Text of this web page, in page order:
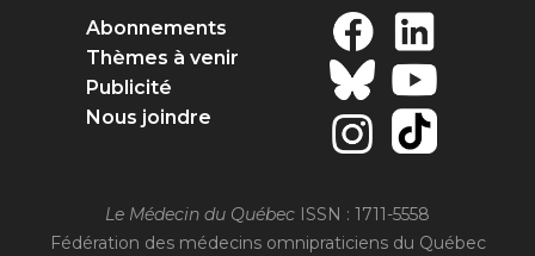
Abonnements
Thèmes à venir
Publicité
Nous joindre
Le Médecin du Québec ISSN : 1711-5558
Fédération des médecins omnipraticiens du Québec